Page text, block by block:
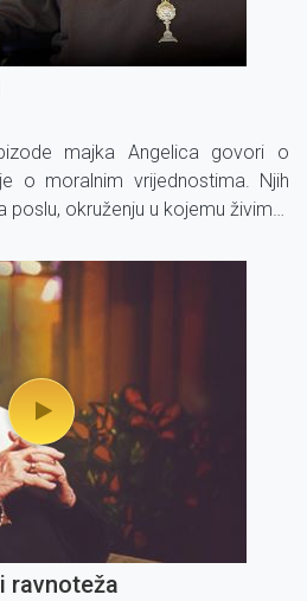
majka Angelica govori o
o moralnim vrijednostima. Njih
okruženju u kojemu živimo.
ravnoteža